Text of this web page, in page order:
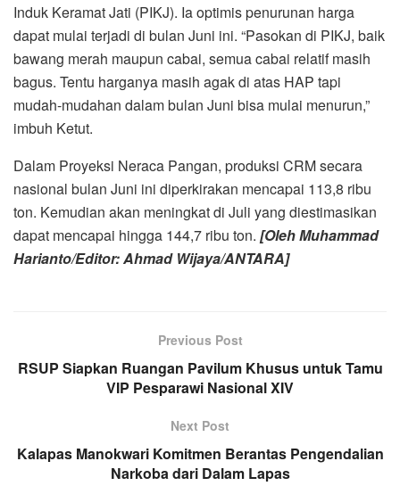
Induk Keramat Jati (PIKJ). Ia optimis penurunan harga
dapat mulai terjadi di bulan Juni ini. “Pasokan di PIKJ, baik
bawang merah maupun cabai, semua cabai relatif masih
bagus. Tentu harganya masih agak di atas HAP tapi
mudah-mudahan dalam bulan Juni bisa mulai menurun,”
imbuh Ketut.
Dalam Proyeksi Neraca Pangan, produksi CRM secara
nasional bulan Juni ini diperkirakan mencapai 113,8 ribu
ton. Kemudian akan meningkat di Juli yang diestimasikan
dapat mencapai hingga 144,7 ribu ton. [Oleh Muhammad
Harianto/Editor: Ahmad Wijaya/ANTARA]
Previous Post
RSUP Siapkan Ruangan Pavilum Khusus untuk Tamu
VIP Pesparawi Nasional XIV
Next Post
Kalapas Manokwari Komitmen Berantas Pengendalian
Narkoba dari Dalam Lapas